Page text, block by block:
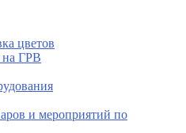
цветов
на ГРВ
и мероприятий по